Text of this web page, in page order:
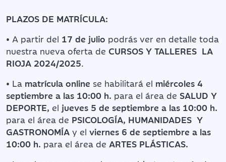
PLAZOS DE MATRÍCULA:
• A partir del 17 de julio podrás ver en detalle toda
nuestra nueva oferta de CURSOS Y TALLERES LA
RIOJA 2024/2025.
• La matrícula online se habilitará el miércoles 4
septiembre a las 10:00 h. para el área de SALUD Y
DEPORTE, el jueves 5 de septiembre a las 10:00 h.
para el área de PSICOLOGÍA, HUMANIDADES Y
GASTRONOMÍA y el viernes 6 de septiembre a las
10:00 h. para el área de ARTES PLÁSTICAS.